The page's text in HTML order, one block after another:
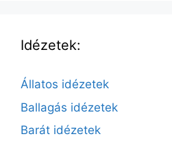
Idézetek:
Állatos idézetek
Ballagás idézetek
Barát idézetek